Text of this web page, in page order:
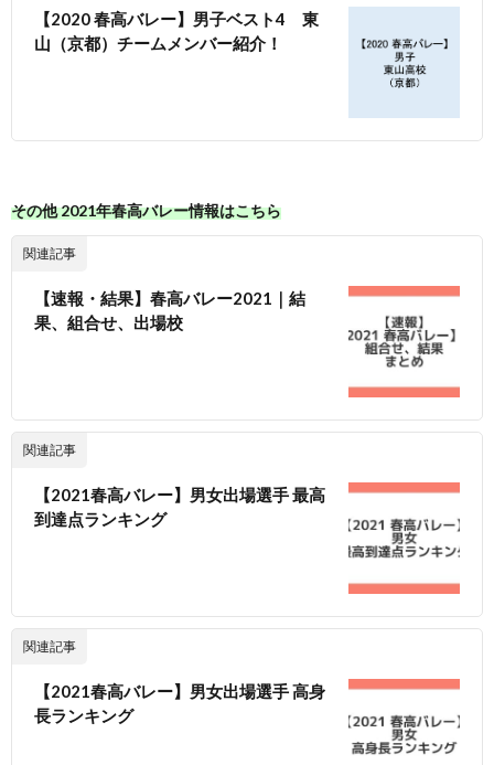
【2020 春高バレー】男子ベスト4 東
山（京都）チームメンバー紹介！
その他 2021年春高バレー情報はこちら
関連記事
【速報・結果】春高バレー2021｜結
果、組合せ、出場校
関連記事
【2021春高バレー】男女出場選手 最高
到達点ランキング
関連記事
【2021春高バレー】男女出場選手 高身
長ランキング